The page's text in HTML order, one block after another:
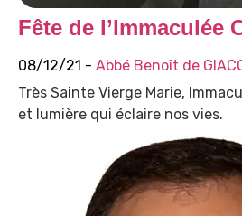
Fête de l’Immaculée
08/12/21 - Abbé Benoît de
Très Sainte Vierge Marie,
et lumière qui éclaire nos vies.